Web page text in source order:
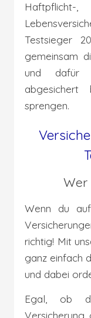
Testsieger
gemeinsam
und dafür
sprengen.
Wer
Wenn du
richtig! Mit
ganz einfach
und dabei
Egal, ob